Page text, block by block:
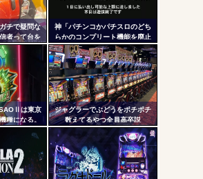
チで疑問な
者って台を
連したって
ないの？
神「パチンコかパチスロのどち
らかのコンプリート機能を廃止
して出し放題にします！」←ど
っち選ぶ？？？
は東京
種になる。
ットサーク
二」
ジャグラーでぶどうをポチポチ
数えてるやつ全員高卒説